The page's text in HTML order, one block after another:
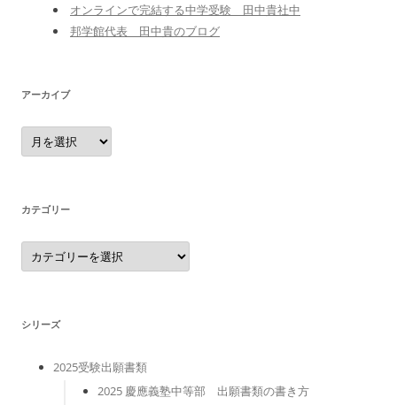
オンラインで完結する中学受験 田中貴社中
邦学館代表 田中貴のブログ
アーカイブ
ア
ー
カ
カテゴリー
カ
テ
ゴ
シリーズ
2025受験出願書類
2025 慶應義塾中等部 出願書類の書き方